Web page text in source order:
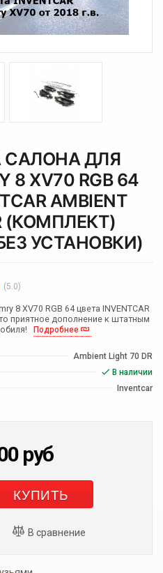
САЛОНА ДЛЯ
8 XV70 RGB 64
AMBIENT
(КОМПЛЕКТ)
УСТАНОВКИ)
(5.0)
8 XV70 RGB 64 цвета INVENTCAR
приятное дополнение к штатным
Подробнее
Ambient Light 70 DR
В наличии
Inventcar
руб
КУПИТЬ